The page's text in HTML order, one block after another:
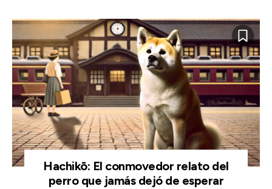
Hachikō: El conmovedor relato del
perro que jamás dejó de esperar